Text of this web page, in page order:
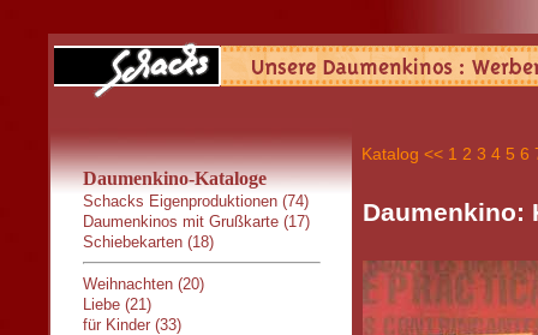
Daumenkino-Kataloge
Schacks Eigenproduktionen (74)
Daumenkinos mit Grußkarte (17)
Schiebekarten (18)
Weihnachten (20)
Liebe (21)
für Kinder (33)
Katalog << 1 2 3 4 5 6
Daumenkino: